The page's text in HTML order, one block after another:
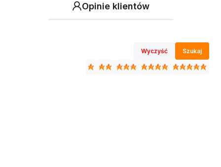
Opinie klientów
Wyczyść Szukaj